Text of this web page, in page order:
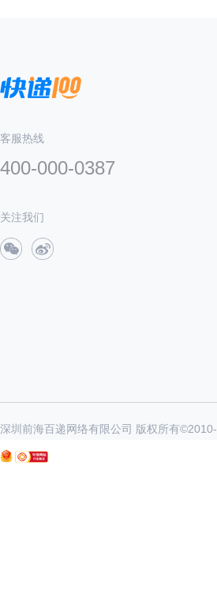
客服热线
400-000-0387
关注我们
深圳前海百递网络有限公司 版权所有©2010-